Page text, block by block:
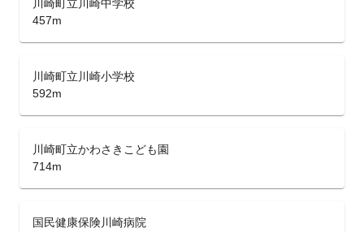
川崎町立川崎中学校
457m
川崎町立川崎小学校
592m
川崎町立かわさきこども園
714m
国民健康保険川崎病院